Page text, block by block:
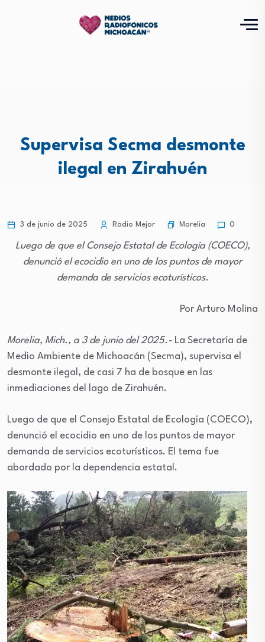
Supervisa Secma desmonte
ilegal en Zirahuén
3 de junio de 2025 Radio Mejor Morelia 0
Luego de que el Consejo Estatal de Ecología (COECO),
denunció el ecocidio en uno de los puntos de mayor
demanda de servicios ecoturísticos.
Por Arturo Molina
Morelia, Mich., a 3 de junio del 2025.- La Secretaría de
Medio Ambiente de Michoacán (Secma), supervisa el
desmonte ilegal, de casi 7 ha de bosque en las
inmediaciones del lago de Zirahuén.
Luego de que el Consejo Estatal de Ecología (COECO),
denunció el ecocidio en uno de los puntos de mayor
demanda de servicios ecoturísticos. El tema fue
abordado por la dependencia estatal.